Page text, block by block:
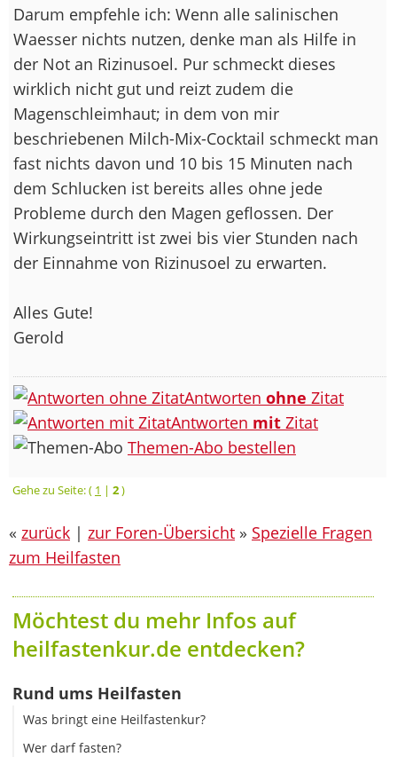
Darum empfehle ich: Wenn alle salinischen
Waesser nichts nutzen, denke man als Hilfe in
der Not an Rizinusoel. Pur schmeckt dieses
wirklich nicht gut und reizt zudem die
Magenschleimhaut; in dem von mir
beschriebenen Milch-Mix-Cocktail schmeckt man
fast nichts davon und 10 bis 15 Minuten nach
dem Schlucken ist bereits alles ohne jede
Probleme durch den Magen geflossen. Der
Wirkungseintritt ist zwei bis vier Stunden nach
der Einnahme von Rizinusoel zu erwarten.
Alles Gute!
Gerold
Antworten ohne Zitat
Antworten mit Zitat
Themen-Abo bestellen
Gehe zu Seite: ( 1 | 2)
« zurück | zur Foren-Übersicht » Spezielle Fragen
zum Heilfasten
Möchtest du mehr Infos auf
heilfastenkur.de entdecken?
Rund ums Heilfasten
Was bringt eine Heilfastenkur?
Wer darf fasten?